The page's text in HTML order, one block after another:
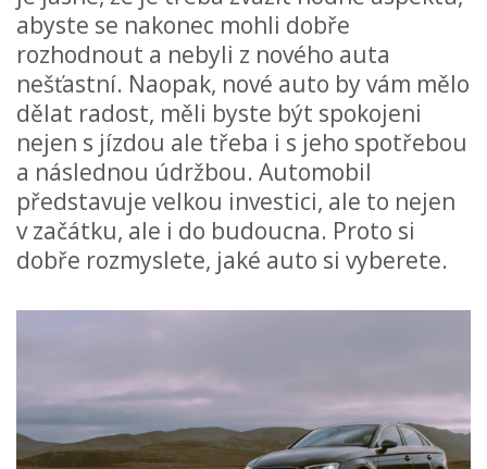
abyste se nakonec mohli dobře
rozhodnout a nebyli z nového auta
nešťastní. Naopak, nové auto by vám mělo
dělat radost, měli byste být spokojeni
nejen s jízdou ale třeba i s jeho spotřebou
a následnou údržbou. Automobil
představuje velkou investici, ale to nejen
v začátku, ale i do budoucna. Proto si
dobře rozmyslete, jaké auto si vyberete.